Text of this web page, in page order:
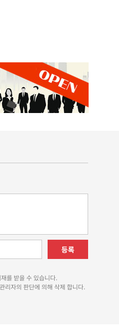
등록
를 받을 수 있습니다.
리자의 판단에 의해 삭제 합니다.